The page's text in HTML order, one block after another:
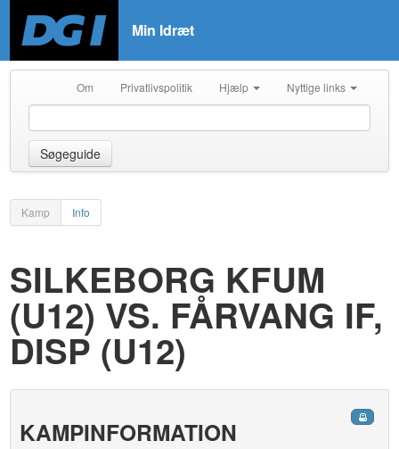
Min Idræt
Om Privatlivspolitik Hjælp Nyttige links
Søgeguide
Kamp Info
SILKEBORG KFUM
(U12) VS. FÅRVANG IF,
DISP (U12)
KAMPINFORMATION